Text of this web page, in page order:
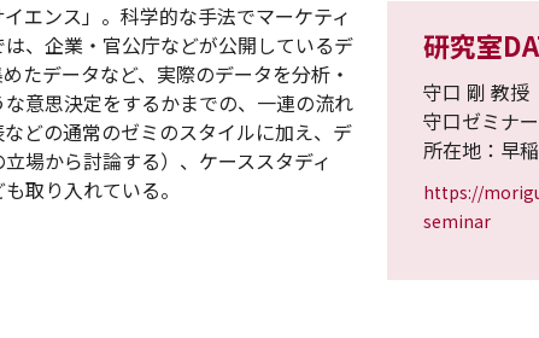
エンス」。科学的な手法でマーケティ
、企業・官公庁などが公開しているデ
たデータなど、実際のデータを分析・
意思決定をするかまでの、一連の流れ
どの通常のゼミのスタイルに加え、デ
場から討論する）、ケーススタディ
取り入れている。
研究室
守口 剛 教授
守口ゼミナ
所在地：早
https://
seminar